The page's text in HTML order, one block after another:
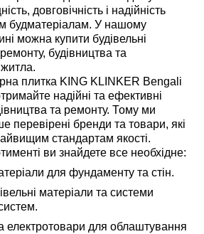
довговічність і надійність
будматеріалам. У нашому
можна купити будівельні
будівництва та
плитка KING KLINKER Bengali
надійні та ефективні
та ремонту. Тому ми
перевірені бренди та товари, які
стандартам якості.
ви знайдете все необхідне:
для фундаменту та стін.
матеріали та системи
електротовари для облаштування